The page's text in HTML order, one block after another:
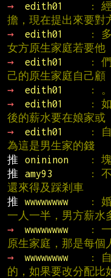
→
edith01
:
擔，現在提出來要對
→
edith01
: 多
女方原生家庭若要他
→
edith01
:
己的原生家庭自己顧
→
edith01 : 。
→
edith01
:
後的薪水要在娘家或
→
edith01
:
為這是男生家的錢
推
onininon :
推
amy93
:
還來得及踩剎車
推
wwwwwwww
:
一人一半，男方薪水
→
wwwwwwww
:
原生家庭，那是每個
→
wwwwwwww
:
的，如果要改分配比